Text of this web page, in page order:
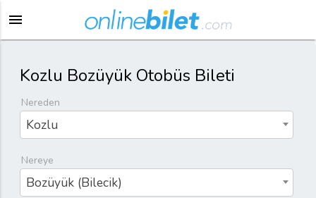
menu
Kozlu Bozüyük Otobüs Bileti
Nereden
Kozlu
Nereye
Bozüyük (Bilecik)